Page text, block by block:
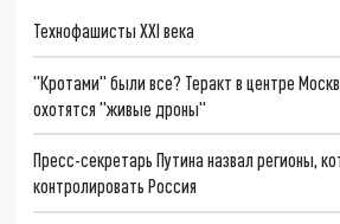
Технофашисты XXI века
"Кротами" были все? Теракт в центре
охотятся "живые дроны"
Пресс-секретарь Путина назвал регионы,
контролировать Россия